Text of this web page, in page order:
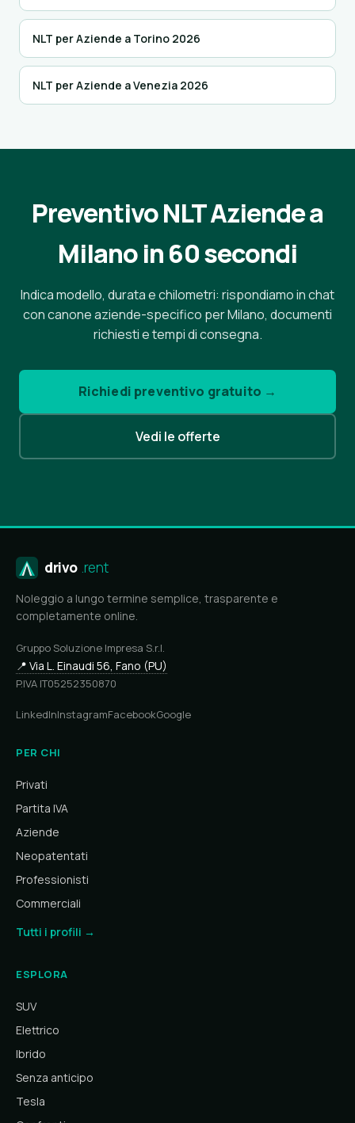
NLT per Aziende a Torino 2026
NLT per Aziende a Venezia 2026
Preventivo NLT Aziende a
Milano in 60 secondi
Indica modello, durata e chilometri: rispondiamo in chat
con canone aziende-specifico per Milano, documenti
richiesti e tempi di consegna.
Richiedi preventivo gratuito →
Vedi le offerte
drivo .rent
Noleggio a lungo termine semplice, trasparente e
completamente online.
Gruppo Soluzione Impresa S.r.l.
📍 Via L. Einaudi 56, Fano (PU)
P.IVA IT05252350870
LinkedInInstagramFacebookGoogle
PER CHI
Privati
Partita IVA
Aziende
Neopatentati
Professionisti
Commerciali
Tutti i profili →
ESPLORA
SUV
Elettrico
Ibrido
Senza anticipo
Tesla